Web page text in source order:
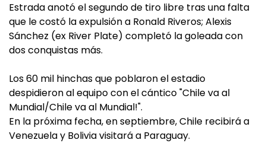
Estrada anotó el segundo de tiro libre tras una falta
que le costó la expulsión a Ronald Riveros; Alexis
Sánchez (ex River Plate) completó la goleada con
dos conquistas más.
Los 60 mil hinchas que poblaron el estadio
despidieron al equipo con el cántico "Chile va al
Mundial/Chile va al Mundial!".
En la próxima fecha, en septiembre, Chile recibirá a
Venezuela y Bolivia visitará a Paraguay.